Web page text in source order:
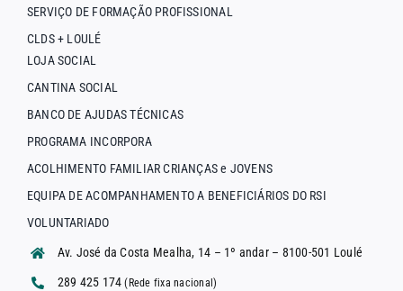
SERVIÇO DE FORMAÇÃO PROFISSIONAL
CLDS + LOULÉ
LOJA SOCIAL
CANTINA SOCIAL
BANCO DE AJUDAS TÉCNICAS
PROGRAMA INCORPORA
ACOLHIMENTO FAMILIAR CRIANÇAS e JOVENS
EQUIPA DE ACOMPANHAMENTO A BENEFICIÁRIOS DO RSI
VOLUNTARIADO
Av. José da Costa Mealha, 14 – 1º andar – 8100-501 Loulé
289 425 174(Rede fixa nacional)